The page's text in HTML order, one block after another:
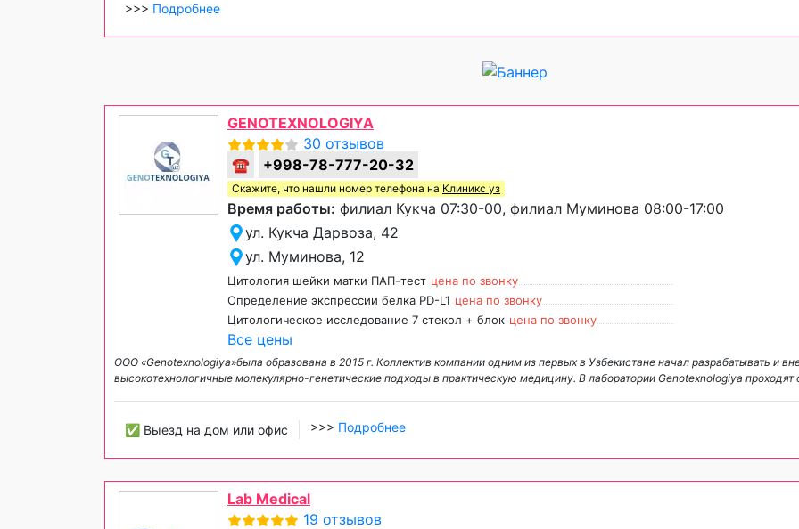
>>> Подробнее
GENOTEXNOLOGIYA
30 отзывов
☎
+998-78-777-20-32
Скажите, что нашли номер телефона на Клиникс уз
Время работы: филиал Кукча 07:30-00, филиал Муминова 08:00-17:00
ул. Кукча Дарвоза, 42
ул. Муминова, 12
Цитология шейки матки ПАП-тест цена по звонку
Определение экспрессии белка PD-L1 цена по звонку
Цитологическое исследование 7 стекол + блок цена по звонку
Все цены
ООО «Genotexnologiya»была образована в 2015 г. Коллектив компании одним из первых в Узбекистане начал разрабатывать и
высокотехнологичные молекулярно-генетические подходы в практическую медицину. В лаборатории Genotexnologiya проходят
✅ Выезд на дом или офис >>> Подробнее
Lab Medical
19 отзывов